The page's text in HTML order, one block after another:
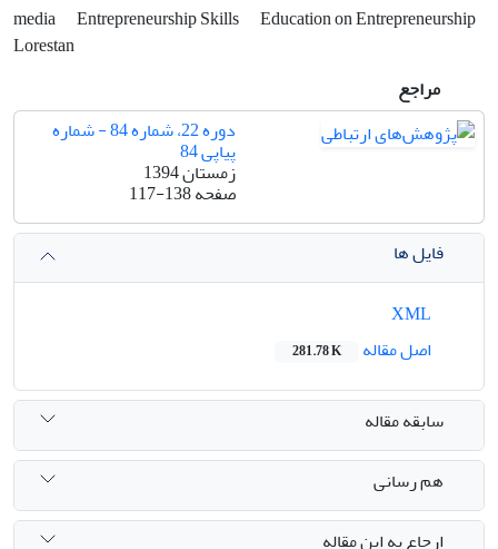
media Entrepreneurship Skills
Education on Entrepreneurship
Lorestan
مراجع
دوره 22، شماره 84 - شماره
پیاپی 84
زمستان 1394
صفحه117-138
فایل ها
اصل مقاله
281.78 K
سابقه مقاله
هم رسانی
ارجاع به این مقاله